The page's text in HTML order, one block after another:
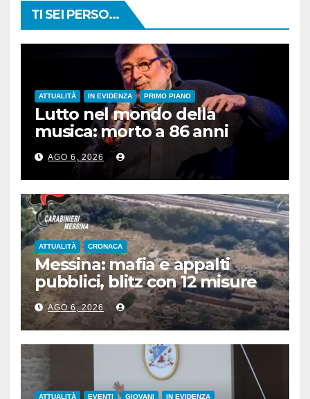
TI SEI PERSO...
ATTUALITÀ IN EVIDENZA PRIMO PIANO
Lutto nel mondo della
musica: morto a 86 anni
Francesco Guccini
AGO 6, 2026
ATTUALITÀ CRONACA
Messina: mafia e appalti
pubblici, blitz con 12 misure
cautelari
AGO 6, 2026
ATTUALITÀ EVENTI GIOVANI IN EVIDENZA